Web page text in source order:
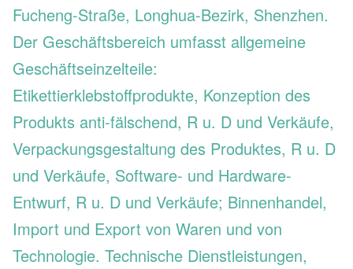
Fucheng-Straße, Longhua-Bezirk, Shenzhen.
Der Geschäftsbereich umfasst allgemeine
Geschäftseinzelteile:
Etikettierklebstoffprodukte, Konzeption des
Produkts anti-fälschend, R u. D und Verkäufe,
Verpackungsgestaltung des Produktes, R u. D
und Verkäufe, Software- und Hardware-
Entwurf, R u. D und Verkäufe; Binnenhandel,
Import und Export von Waren und von
Technologie. Technische Dienstleistungen,